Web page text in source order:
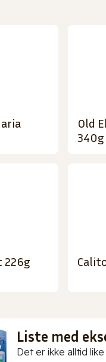
Old
340g
226g
Liste med
Det er ikke alltid